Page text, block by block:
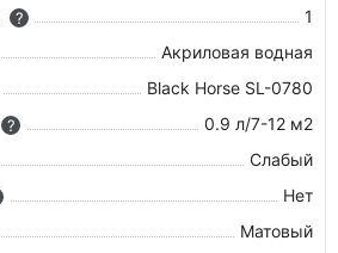
?
1
Акриловая водная
Black Horse SL-0780
?
0.9 л/7-12 м2
Слабый
Нет
Матовый